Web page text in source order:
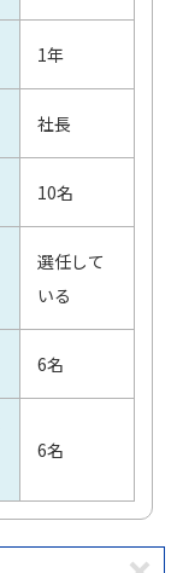
1年
社長
10名
選任して
いる
6名
6名